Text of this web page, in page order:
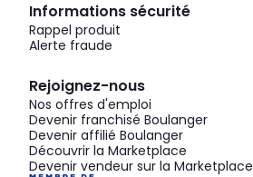
Informations sécurité
Rappel produit
Alerte fraude
Rejoignez-nous
Nos offres d'emploi
Devenir franchisé Boulanger
Devenir affilié Boulanger
Découvrir la Marketplace
Devenir vendeur sur la Marketplace